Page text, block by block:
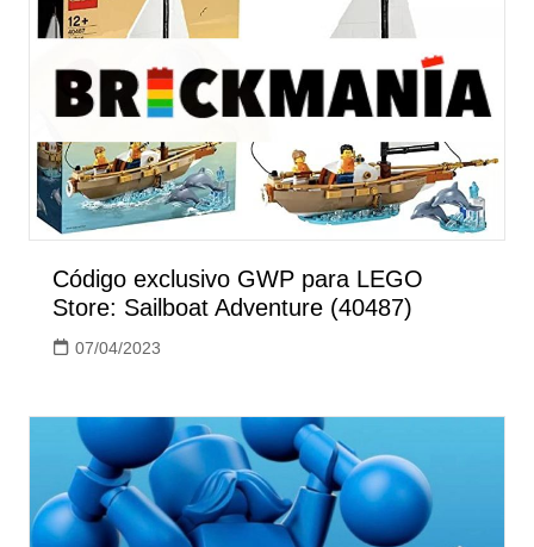
Código exclusivo GWP para LEGO
Store: Sailboat Adventure (40487)
07/04/2023